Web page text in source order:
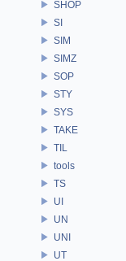
SHOP
SI
SIM
SIMZ
SOP
STY
SYS
TAKE
TIL
tools
TS
UI
UN
UNI
UT